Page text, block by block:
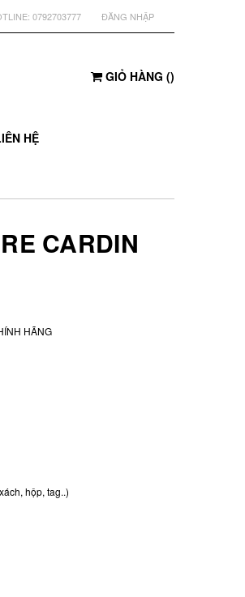
0792703777 ĐĂNG NHẬP
GIỎ HÀNG ()
HỆ
CARDIN
HÃNG
hộp, tag..)